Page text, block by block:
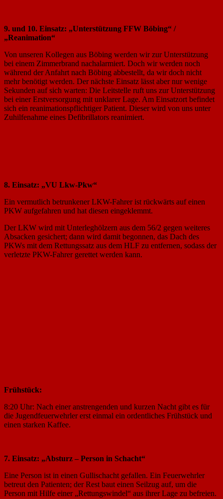
9. und 10. Einsatz: „Unterstützung FFW Böbing“ /
„Reanimation“
Von unseren Kollegen aus Böbing werden wir zur Unterstützung
bei einem Zimmerbrand nachalarmiert. Doch wir werden noch
während der Anfahrt nach Böbing abbestellt, da wir doch nicht
mehr benötigt werden. Der nächste Einsatz lässt aber nur wenige
Sekunden auf sich warten: Die Leitstelle ruft uns zur Unterstützung
bei einer Erstversorgung mit unklarer Lage. Am Einsatzort befindet
sich ein reanimationspflichtiger Patient. Dieser wird von uns unter
Zuhilfenahme eines Defibrillators reanimiert.
8. Einsatz: „VU Lkw-Pkw“
Ein vermutlich betrunkener LKW-Fahrer ist rückwärts auf einen
PKW aufgefahren und hat diesen eingeklemmt.
Der LKW wird mit Unterleghölzern aus dem 56/2 gegen weiteres
Absacken gesichert; dann wird damit begonnen, das Dach des
PKWs mit dem Rettungssatz aus dem HLF zu entfernen, sodass der
verletzte PKW-Fahrer gerettet werden kann.
Frühstück:
8:20 Uhr: Nach einer anstrengenden und kurzen Nacht gibt es für
die Jugendfeuerwehrler erst einmal ein ordentliches Frühstück und
einen starken Kaffee.
7. Einsatz: „Absturz – Person in Schacht“
Eine Person ist in einen Gullischacht gefallen. Ein Feuerwehrler
betreut den Patienten; der Rest baut einen Seilzug auf, um die
Person mit Hilfe einer „Rettungswindel“ aus ihrer Lage zu befreien.